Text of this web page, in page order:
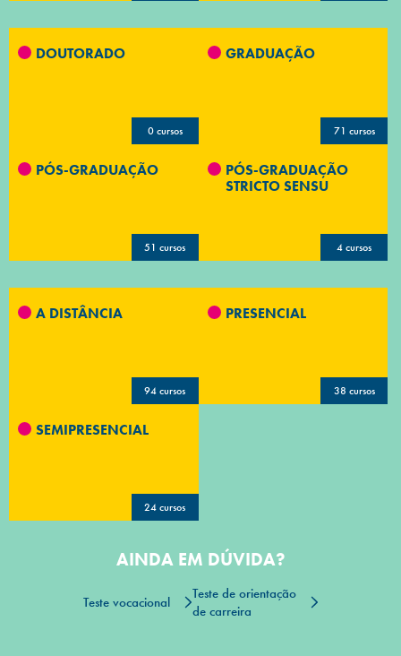
DOUTORADO
0 cursos
GRADUAÇÃO
71 cursos
PÓS-GRADUAÇÃO
51 cursos
PÓS-GRADUAÇÃO
STRICTO SENSU
4 cursos
A DISTÂNCIA
94 cursos
PRESENCIAL
38 cursos
SEMIPRESENCIAL
24 cursos
AINDA EM DÚVIDA?
Teste vocacional
Teste de orientação
de carreira